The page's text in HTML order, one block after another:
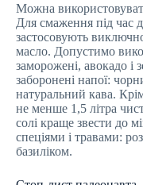
Можна
Для смаження під час
застосовують
масло. Допустимо
заморожені, авокадо і
заборонені напої:
натуральний кава.
не менше 1,5 літра
солі краще звести до
спеціями і травами:
базиліком.